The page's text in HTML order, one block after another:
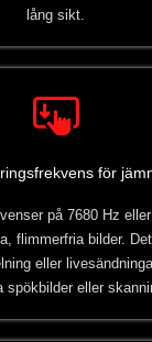
lång sikt.
för
på 7680 Hz
flimmerfria bilder.
eller
spökbilder eller